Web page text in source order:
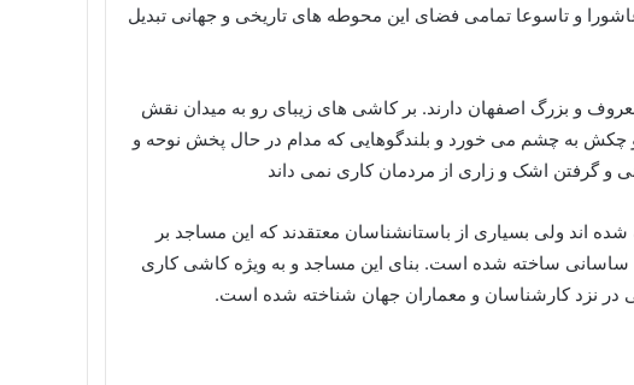
و تاسوعا تمامی فضای این محوطه های تاریخی و جهانی تبدیل
و بزرگ اصفهان دارند. بر کاشی های زیبای رو به میدان نقش
به چشم می خورد و بلندگوهایی که مدام در حال پخش نوحه و
و گرفتن اشک و زاری از مردمان کاری نمی داند
اند ولی بسیاری از باستانشناسان معتقدند که این مساجد بر
ساسانی ساخته شده است. بنای این مساجد و به ويژه کاشی کاری
در نزد کارشناسان و معماران جهان شناخته شده است.